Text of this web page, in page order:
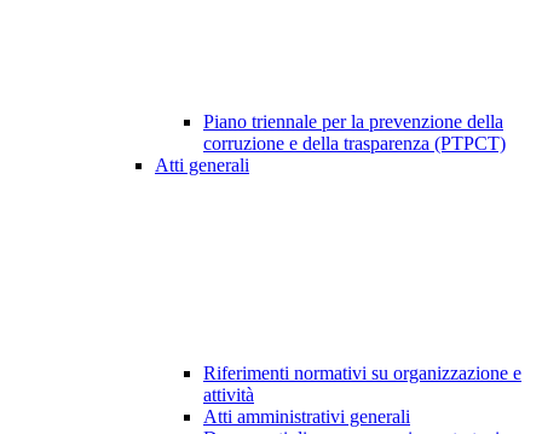
Piano triennale per la prevenzione della
corruzione e della trasparenza (PTPCT)
Atti generali
Riferimenti normativi su organizzazione e
attività
Atti amministrativi generali